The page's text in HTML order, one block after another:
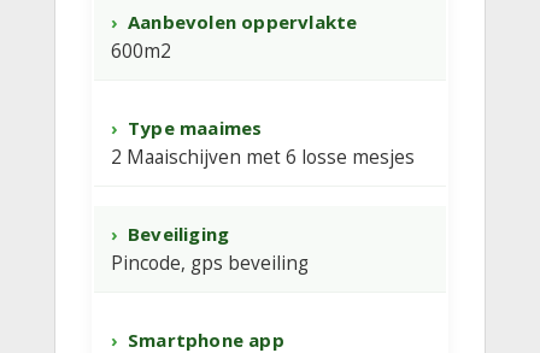
Aanbevolen oppervlakte
600m2
Type maaimes
2 Maaischijven met 6 losse mesjes
Beveiliging
Pincode, gps beveiling
Smartphone app